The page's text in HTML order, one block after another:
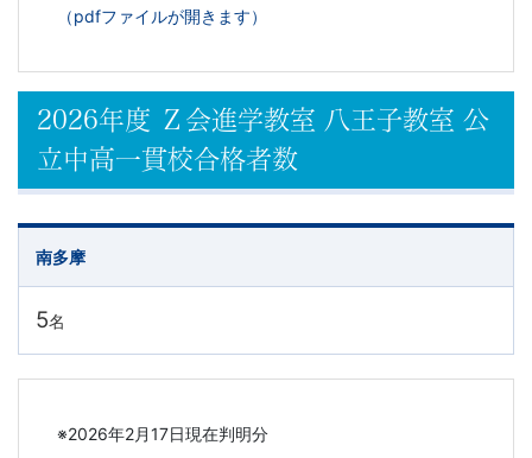
（pdfファイルが開きます）
2026年度 Ｚ会進学教室 八王子教室 公
立中高一貫校合格者数
南多摩
5名
※2026年2月17日現在判明分